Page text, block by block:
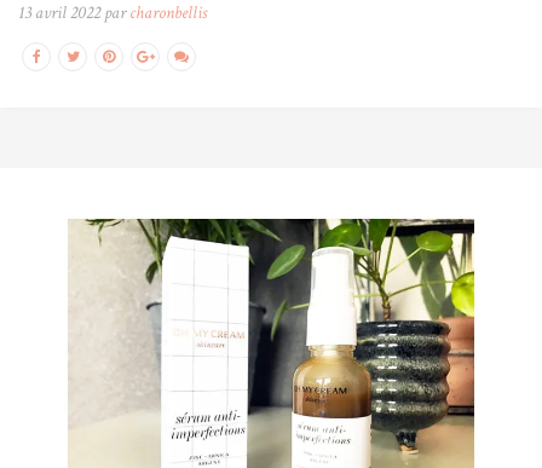
13 avril 2022 parcharonbellis